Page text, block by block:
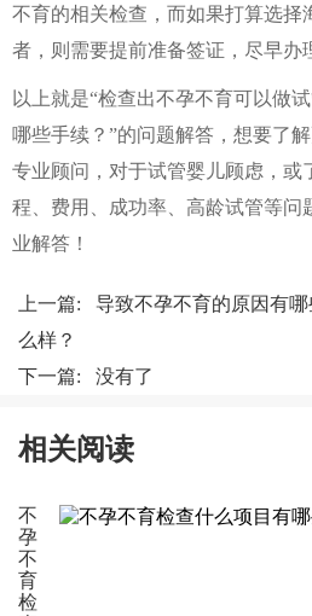
不育的相关检查，而如果打算选择
者，则需要提前准备签证，尽早办
以上就是“检查出不孕不育可以做
哪些手续？”的问题解答，想要了
专业顾问，对于试管婴儿顾虑，或
程、费用、成功率、高龄试管等问
业解答！
上一篇: 导致不孕不育的原因有
么样？
下一篇: 没有了
相关阅读
不
孕
不
育
检